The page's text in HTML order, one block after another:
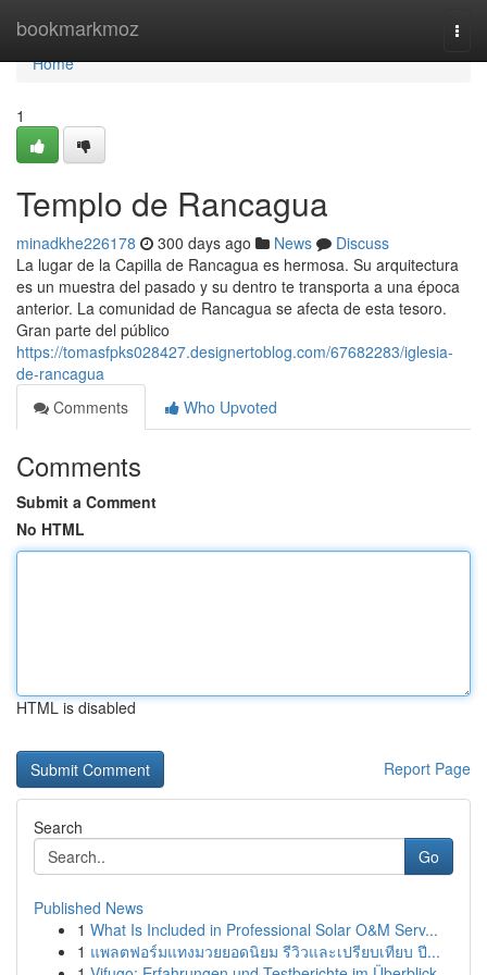
bookmarkmoz
Home
Home
1
Templo de Rancagua
minadkhe226178 300 days ago News
Discuss
La lugar de la Capilla de Rancagua es hermosa. Su arquitectura
es un muestra del pasado y su dentro te transporta a una época
anterior. La comunidad de Rancagua se afecta de esta tesoro.
Gran parte del público
https://tomasfpks028427.designertoblog.com/67682283/iglesia-
de-rancagua
Comments
Who Upvoted
Comments
Submit a Comment
No HTML
HTML is disabled
Report Page
Search
Go
Published News
1 What Is Included in Professional Solar O&M Serv...
1 แพลตฟอร์มแทงมวยยอดนิยม รีวิวและเปรียบเทียบ ปี...